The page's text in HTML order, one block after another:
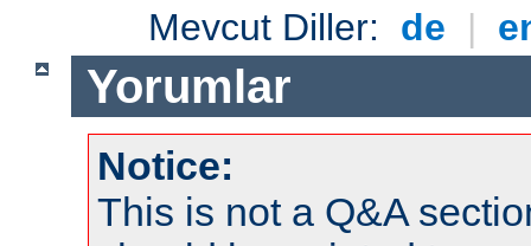
Mevcut Diller: de |
Yorumlar
Notice:
This is not a Q&A